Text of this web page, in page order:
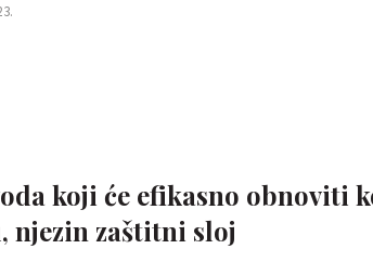
koji će efikasno obnoviti
njezin zaštitni sloj